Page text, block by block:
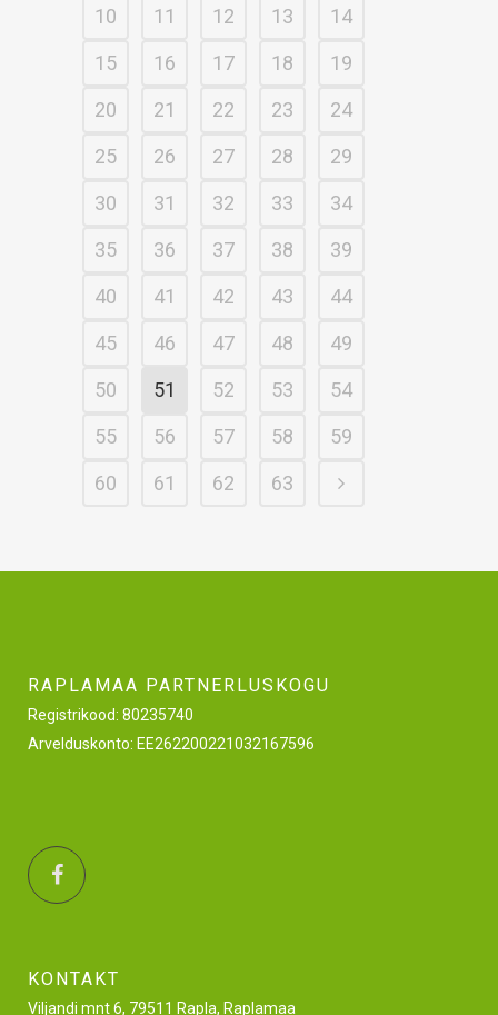
10
11 12 13
14
15
16 17 18
19
20
21 22 23
24
25
26 27 28
29
30
31 32 33
34
35
36 37 38
39
40
41 42 43
44
45
46 47 48
49
50
51 52 53
54
55
56 57 58
59
60
61 62 63
RAPLAMAA PARTNERLUSKOGU
Registrikood: 80235740
Arvelduskonto: EE262200221032167596
KONTAKT
Viljandi mnt 6, 79511 Rapla, Raplamaa